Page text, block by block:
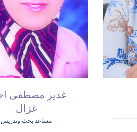
غدير مصطفى
غزال
مساعد بحث وتدريس